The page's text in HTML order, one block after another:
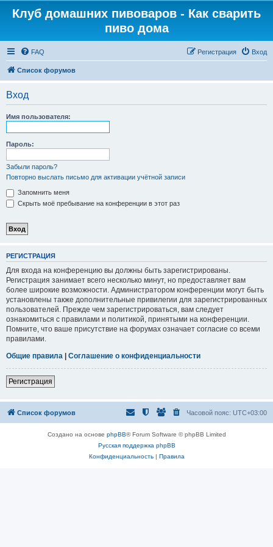
Клуб домашних пивоваров - Как cварить
пиво дома
FAQ Вход
Регистрация
Список форумов
Вход
Имя пользователя:
Пароль:
Забыли пароль?
Повторно выслать письмо для активации учётной записи
Запомнить меня
Скрыть моё пребывание на конференции в этот раз
РЕГИСТРАЦИЯ
Для входа на конференцию вы должны быть зарегистрированы.
Регистрация занимает всего несколько минут, но предоставляет вам
более широкие возможности. Администратором конференции могут быть
установлены также дополнительные привилегии для зарегистрированных
пользователей. Прежде чем зарегистрироваться, вам следует
ознакомиться с правилами и политикой, принятыми на конференции.
Помните, что ваше присутствие на форумах означает согласие со всеми
правилами.
Общие правила | Соглашение о конфиденциальности
Регистрация
Список форумов Часовой пояс: UTC+03:00
Создано на основе phpBB® Forum Software © phpBB Limited
Русская поддержка phpBB
Конфиденциальность| Правила